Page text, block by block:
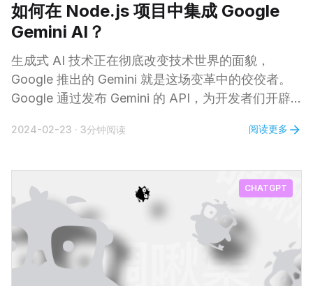
如何在 Node.js 项目中集成 Google
Gemini AI？
生成式 AI 技术正在彻底改变技术世界的面貌，
Google 推出的 Gemini 就是这场变革中的佼佼者。
Google 通过发布 Gemini 的 API，为开发者们开辟
起了解如何使用 Google Gemini SDK 并将其集成到
Gemini 是由 Google
2024-02-23 · 3分钟阅读 阅读更多
CHATGPT